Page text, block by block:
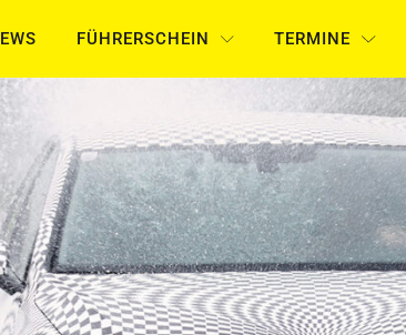
FÜHRERSCHEIN TERMINE